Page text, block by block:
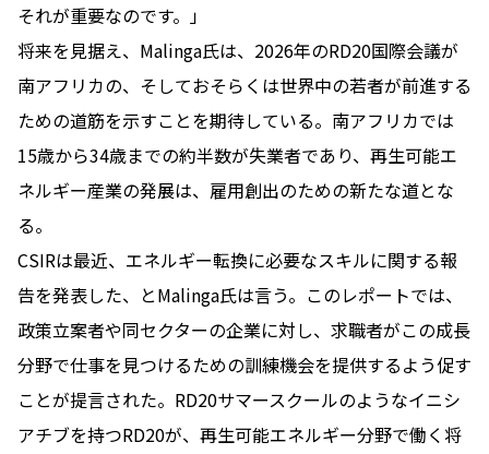
それが重要なのです。」
将来を見据え、Malinga氏は、2026年のRD20国際会議が
南アフリカの、そしておそらくは世界中の若者が前進する
ための道筋を示すことを期待している。南アフリカでは
15歳から34歳までの約半数が失業者であり、再生可能エ
ネルギー産業の発展は、雇用創出のための新たな道とな
る。
CSIRは最近、エネルギー転換に必要なスキルに関する報
告を発表した、とMalinga氏は言う。このレポートでは、
政策立案者や同セクターの企業に対し、求職者がこの成長
分野で仕事を見つけるための訓練機会を提供するよう促す
ことが提言された。RD20サマースクールのようなイニシ
アチブを持つRD20が、再生可能エネルギー分野で働く将